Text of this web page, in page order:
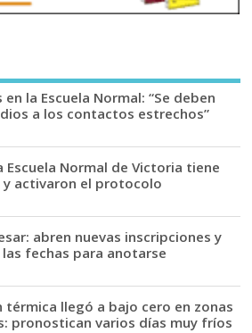
la Escuela Normal: “Se deben
a los contactos estrechos”
Escuela Normal de Victoria tiene
activaron el protocolo
abren nuevas inscripciones y
fechas para anotarse
térmica llegó a bajo cero en zonas
pronostican varios días muy fríos